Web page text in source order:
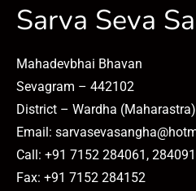
Sarva Seva
Mahadevbhai Bhavan
Sevagram – 442102
District – Wardha (Maharastra)
Email:
Call: +91 7152 284061, 284091
Fax: +91 7152 284152